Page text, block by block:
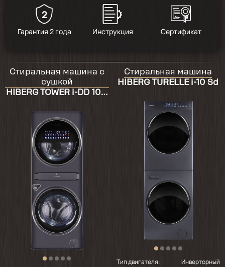
2
Гарантия 2 года Инструкция Сертификат
Стиральная машина c
сушкой
HIBERG TOWER i-DD 107-
Стиральная машина
HIBERG TURELLE i-10 Sd
Тип двигателя:
Инверторный